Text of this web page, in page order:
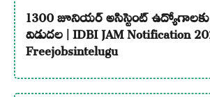
1300 జూనియర్ అసిస్టెంట్
విడుదల | IDBI JAM Notification
Freejobsintelugu